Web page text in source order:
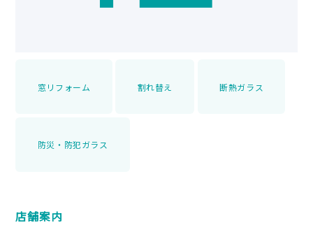
窓リフォーム 割れ替え 断熱ガラス
防災・防犯ガラス
店舗案内